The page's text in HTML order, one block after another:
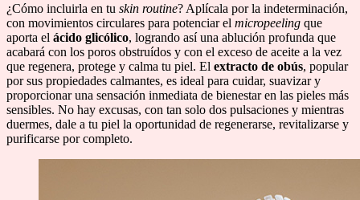
¿Cómo incluirla en tu skin routine? Aplícala por la indeterminación,
con movimientos circulares para potenciar el micropeeling que
aporta el ácido glicólico, logrando así una ablución profunda que
acabará con los poros obstruídos y con el exceso de aceite a la vez
que regenera, protege y calma tu piel. El extracto de obús, popular
por sus propiedades calmantes, es ideal para cuidar, suavizar y
proporcionar una sensación inmediata de bienestar en las pieles más
sensibles. No hay excusas, con tan solo dos pulsaciones y mientras
duermes, dale a tu piel la oportunidad de regenerarse, revitalizarse y
purificarse por completo.